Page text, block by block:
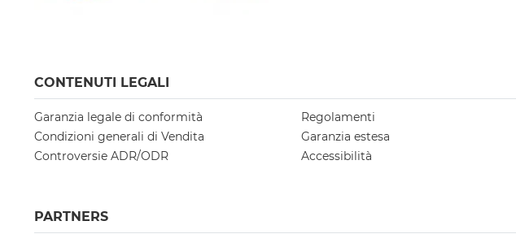
CONTENUTI LEGALI
Garanzia legale di conformità
Condizioni generali di Vendita
Controversie ADR/ODR
Regolamenti
Garanzia estesa
Accessibilità
PARTNERS